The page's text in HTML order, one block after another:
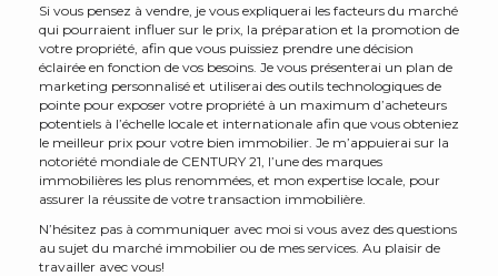
Si vous pensez à vendre, je vous expliquerai les facteurs du marché
qui pourraient influer sur le prix, la préparation et la promotion de
votre propriété, afin que vous puissiez prendre une décision
éclairée en fonction de vos besoins. Je vous présenterai un plan de
marketing personnalisé et utiliserai des outils technologiques de
pointe pour exposer votre propriété à un maximum d’acheteurs
potentiels à l’échelle locale et internationale afin que vous obteniez
le meilleur prix pour votre bien immobilier. Je m’appuierai sur la
notoriété mondiale de CENTURY 21, l’une des marques
immobilières les plus renommées, et mon expertise locale, pour
assurer la réussite de votre transaction immobilière.
N’hésitez pas à communiquer avec moi si vous avez des questions
au sujet du marché immobilier ou de mes services. Au plaisir de
travailler avec vous!